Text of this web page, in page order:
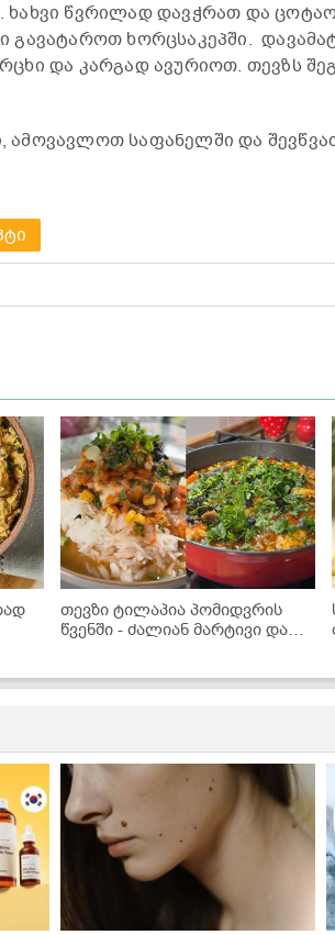
წვრილად დავჭრათ და
გავატაროთ ხორცსაკეპში.
და კარგად ავურიოთ. თევზს
ამოვავლოთ საფანელში და
თევზი ტილაპია პომიდვრის
წვენში - ძალიან მარტივი და